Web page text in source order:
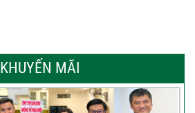
KHUYẾN MÃI